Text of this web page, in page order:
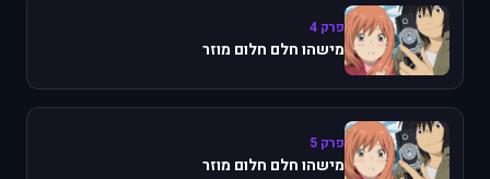
פרק 4
מישהו חלם חלום מוזר
פרק 5
מישהו חלם חלום מוזר